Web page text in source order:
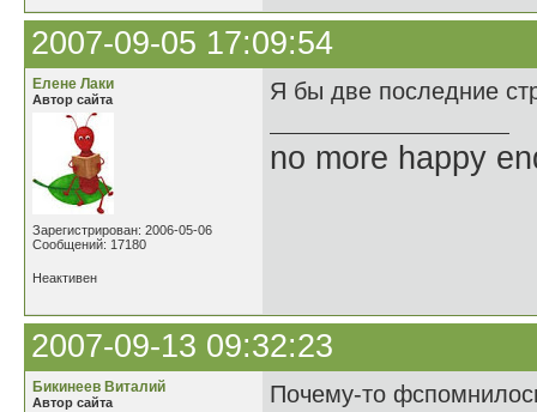
2007-09-05 17:09:54
Елене Лаки
Автор сайта
Зарегистрирован: 2006-05-06
Сообщений: 17180
Я бы две последние
no more happy
Неактивен
2007-09-13 09:32:23
Бикинеев Виталий
Автор сайта
Почему-то